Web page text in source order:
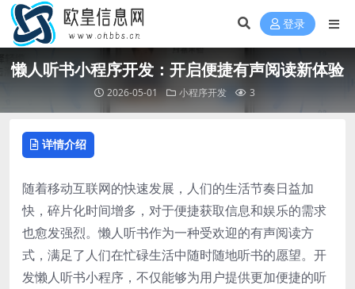
登录
懒人听书小程序开发：开启便捷有声阅读新体验
2026-05-01 小程序开发 3
详情介绍
随着移动互联网的快速发展，人们的生活节奏日益加
快，碎片化时间增多，对于便捷获取信息和娱乐的需求
也愈发强烈。懒人听书作为一种受欢迎的有声阅读方
式，满足了人们在忙碌生活中随时随地听书的愿望。开
发懒人听书小程序，不仅能够为用户提供更加便捷的听